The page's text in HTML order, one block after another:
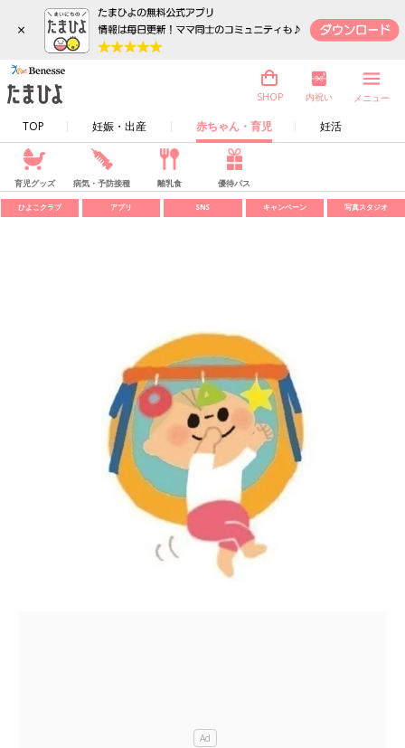
×
TOP 妊娠・出産 赤ちゃん・育児 妊活
SHOP 内祝い メニュー
育児グッズ 病気・予防接種 離乳食 優待パス
ひよこクラブ アプリ SNS キャンペーン 写真スタジオ